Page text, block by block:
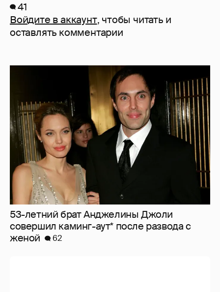
41
Войдите в аккаунт, чтобы читать и
оставлять комментарии
53-летний брат Анджелины Джоли
совершил каминг-аут* после развода с
женой
62